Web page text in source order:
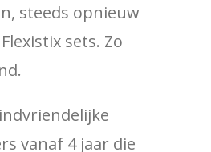
steeds opnieuw
sets. Zo
vanaf 4 jaar die